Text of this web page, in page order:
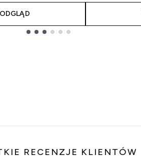
RECENZJE KLIENTÓW